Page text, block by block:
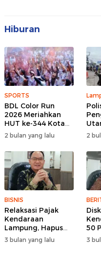
Hiburan
SPORTS
BDL Color Run
2026 Meriahkan
HUT ke-344 Kota
Bandar Lampung,
Wujud Semangat
Sehat dan
Kebersamaan
2 bulan yang lalu
Hari
2
BISNIS
Relaksasi Pajak
Kendaraan
Lampung, Hapus
Denda dan Beri
Diskon BBN
3 bulan yang lalu
50
3